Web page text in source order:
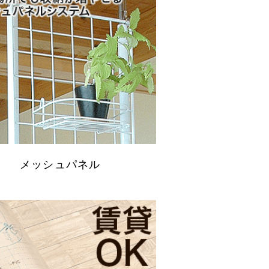
メッシュパネル